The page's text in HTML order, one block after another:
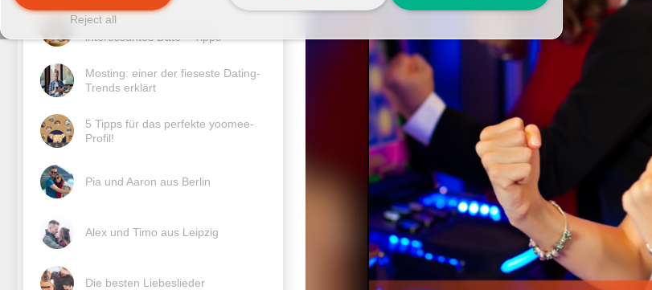
Gesprächsthemen für ein
interessantes Date – Tipps
Mosting: einer der fieseste Dating-
Trends erklärt
5 Tipps für das perfekte yoomee-
Profil!
Pia und Aaron aus Berlin
Alex und Timo aus Leipzig
Die besten Liebeslieder
Reject all